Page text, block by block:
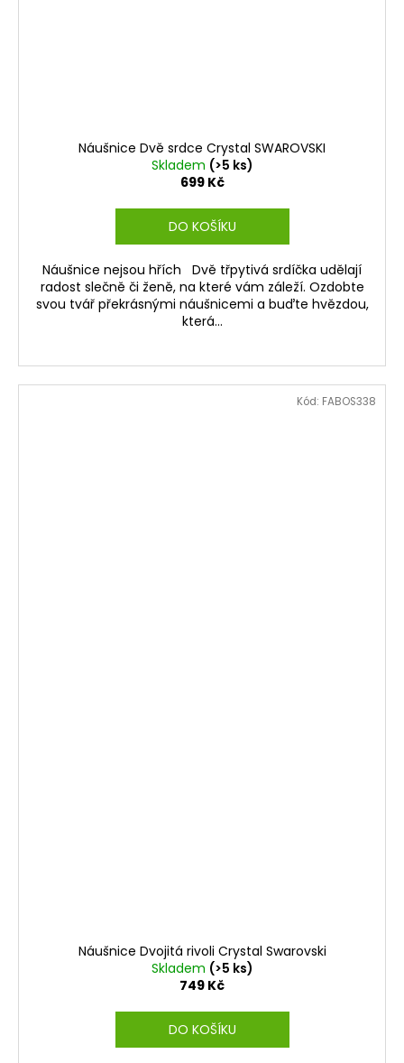
Náušnice Dvě srdce Crystal SWAROVSKI
Skladem (>5 ks)
699 Kč
DO KOŠÍKU
Náušnice nejsou hřích Dvě třpytivá srdíčka udělají
radost slečně či ženě, na které vám záleží. Ozdobte
svou tvář překrásnými náušnicemi a buďte hvězdou,
která...
Náušnice Dvojitá rivoli Crystal Swarovski
Skladem (>5 ks)
749 Kč
DO KOŠÍKU
Kód: FABOS338